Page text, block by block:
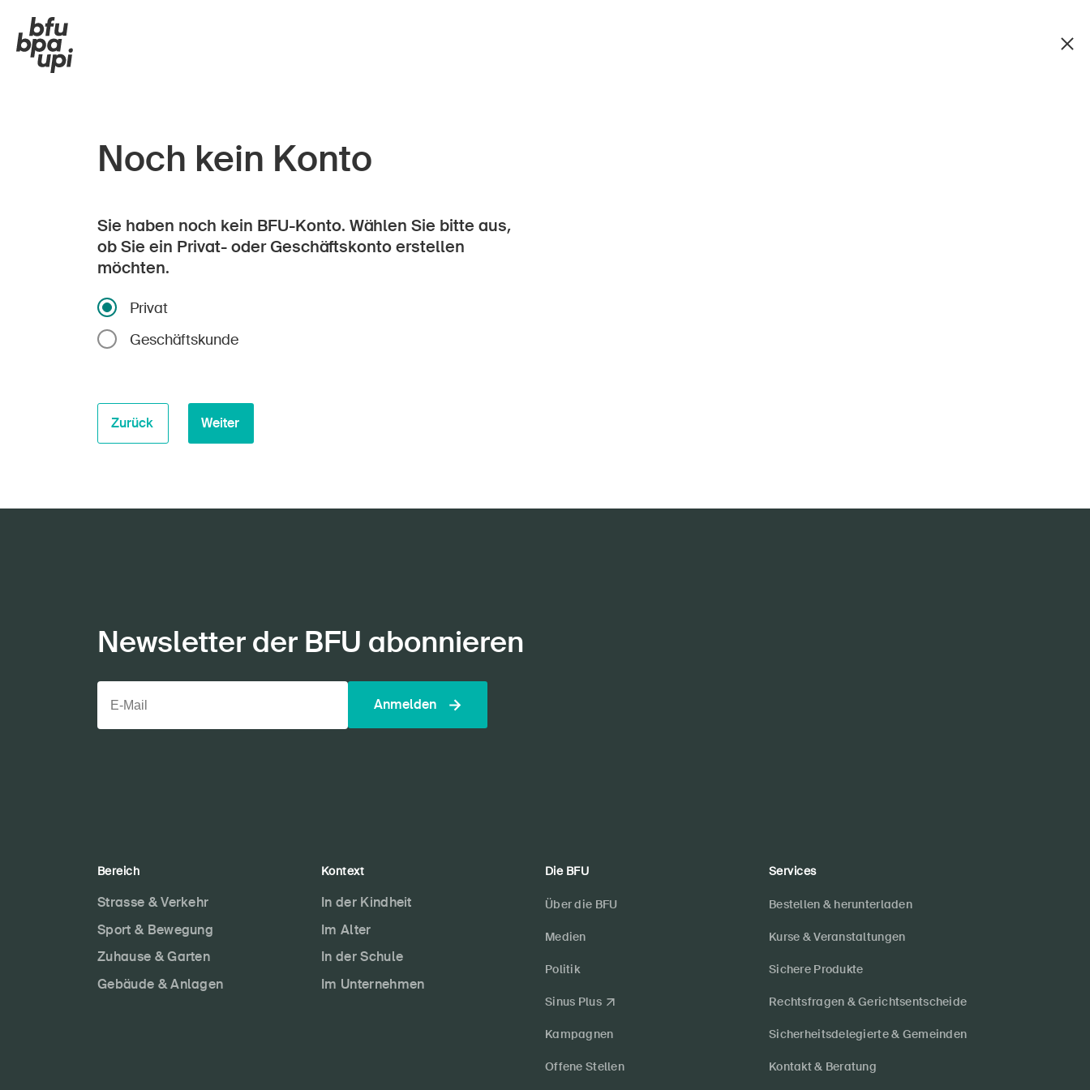
Noch kein Konto
Sie haben noch kein BFU-Konto. Wählen Sie bitte aus,
ob Sie ein Privat- oder Geschäftskonto erstellen
möchten.
Privat
Geschäftskunde
Zurück Weiter
Newsletter der BFU abonnieren
Anmelden
Bereich
Strasse & Verkehr
Sport & Bewegung
Zuhause & Garten
Gebäude & Anlagen
Kontext
In der Kindheit
Im Alter
In der Schule
Im Unternehmen
Die BFU
Über die BFU
Medien
Politik
Sinus Plus
Kampagnen
Offene Stellen
Services
Bestellen & herunterladen
Kurse & Veranstaltungen
Sichere Produkte
Rechtsfragen & Gerichtsentscheide
Sicherheitsdelegierte & Gemeinden
Kontakt & Beratung